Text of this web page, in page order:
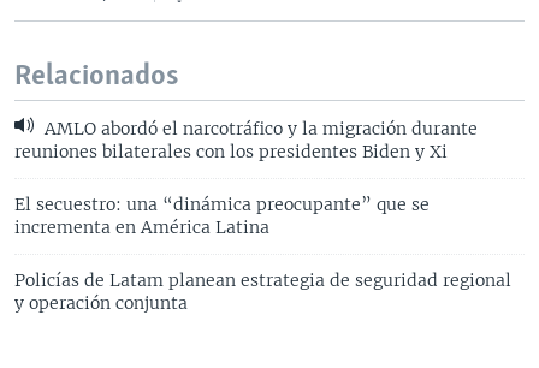
Relacionados
AMLO abordó el narcotráfico y la migración durante
reuniones bilaterales con los presidentes Biden y Xi
El secuestro: una “dinámica preocupante” que se
incrementa en América Latina
Policías de Latam planean estrategia de seguridad regional
y operación conjunta